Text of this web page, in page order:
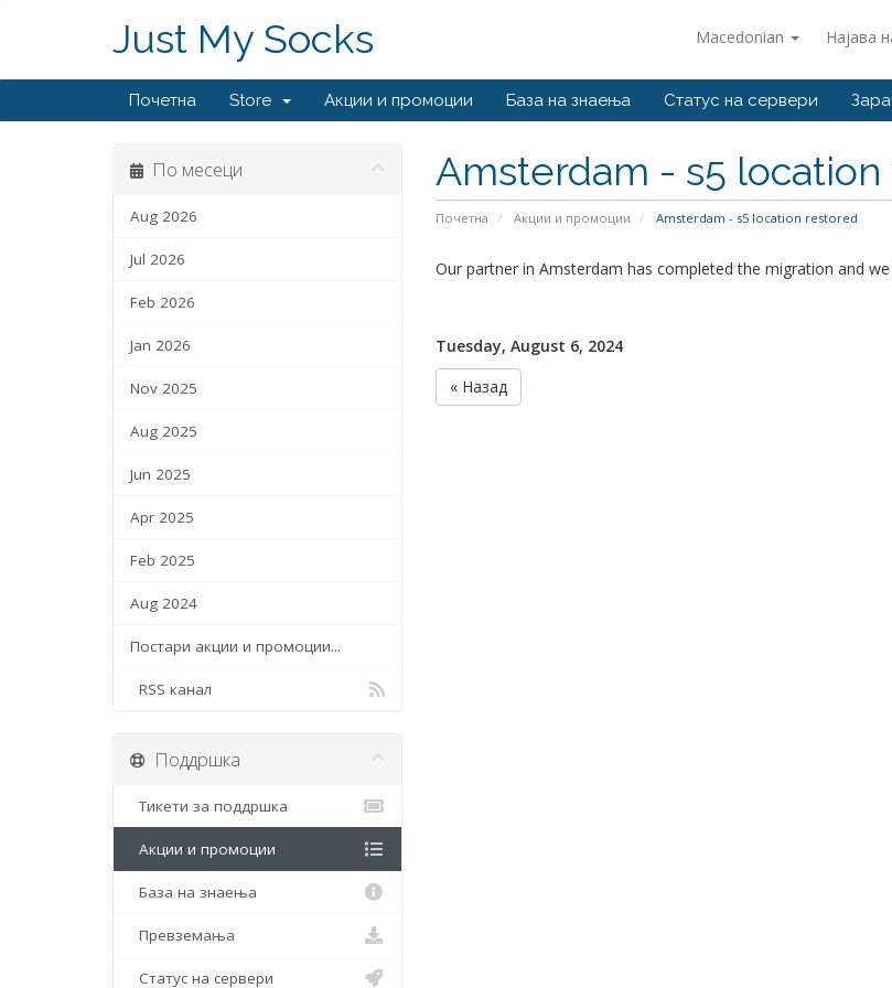
Macedonian Најава
Just My Socks
Почетна Store Акции и промоции База на знаења Статус на сервери
Amsterdam - s5
Почетна Акции и промоции Amsterdam - s5 location restored
По месеци
Aug 2026
Jul 2026
Feb 2026
Jan 2026
Nov 2025
Aug 2025
Jun 2025
Apr 2025
Feb 2025
Aug 2024
Постари акции и промоции...
RSS канал
Our partner in Amsterdam has completed the migration and
Tuesday, August 6, 2024
« Назад
Поддршка
Тикети за поддршка
Акции и промоции
База на знаења
Превземања
Статус на сервери